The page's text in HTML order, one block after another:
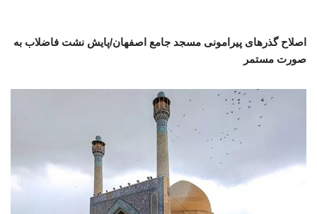
اصلاح گذرهای پیرامونی مسجد جامع اصفهان/پایش نشت فاضلاب به
صورت مستمر